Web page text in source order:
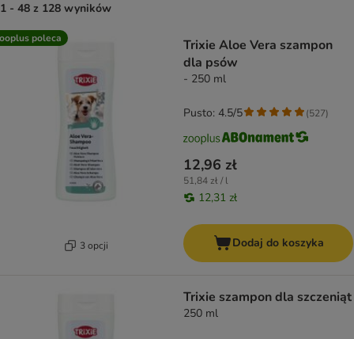
1 - 48 z 128 wyników
product items have been changed
poleca
3 opcji
Trixie Aloe Vera szampon
dla psów
- 250 ml
12,96 zł
51,84 zł / l
12,31 zł
Pusto: 4.5/5 (527)
Dodaj do koszyka
Trixie szampon dla szczeniąt
250 ml